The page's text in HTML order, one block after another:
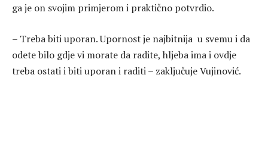
ga je on svojim primjerom i praktično potvrdio.
– Treba biti uporan. Upornost je najbitnija u svemu i da
odete bilo gdje vi morate da radite, hljeba ima i ovdje
treba ostati i biti uporan i raditi – zaključuje Vujinović.